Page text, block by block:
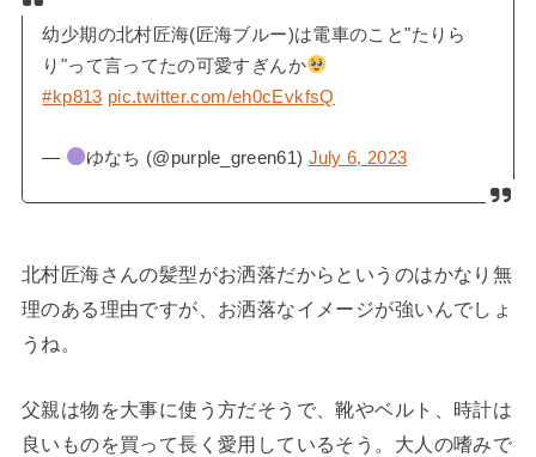
幼少期の北村匠海(匠海ブルー)は電車のこと"たりら
り"って言ってたの可愛すぎんか
#kp813 pic.twitter.com/eh0cEvkfsQ
— ゆなち (@purple_green61) July 6, 2023
北村匠海さんの髪型がお洒落だからというのはかなり無
理のある理由ですが、お洒落なイメージが強いんでしょ
うね。
父親は物を大事に使う方だそうで、靴やベルト、時計は
良いものを買って長く愛用しているそう。大人の嗜みで